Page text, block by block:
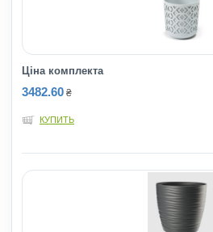
Ціна комплекта
3482.60 ₴
КУПИТЬ